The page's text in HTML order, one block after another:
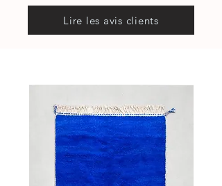
Lire les avis clients